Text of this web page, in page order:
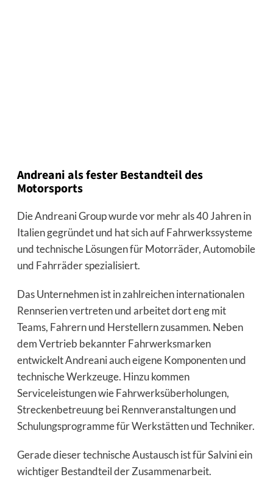
Andreani als fester Bestandteil des
Motorsports
Die Andreani Group wurde vor mehr als 40 Jahren in
Italien gegründet und hat sich auf Fahrwerkssysteme
und technische Lösungen für Motorräder, Automobile
und Fahrräder spezialisiert.
Das Unternehmen ist in zahlreichen internationalen
Rennserien vertreten und arbeitet dort eng mit
Teams, Fahrern und Herstellern zusammen. Neben
dem Vertrieb bekannter Fahrwerksmarken
entwickelt Andreani auch eigene Komponenten und
technische Werkzeuge. Hinzu kommen
Serviceleistungen wie Fahrwerksüberholungen,
Streckenbetreuung bei Rennveranstaltungen und
Schulungsprogramme für Werkstätten und Techniker.
Gerade dieser technische Austausch ist für Salvini ein
wichtiger Bestandteil der Zusammenarbeit.